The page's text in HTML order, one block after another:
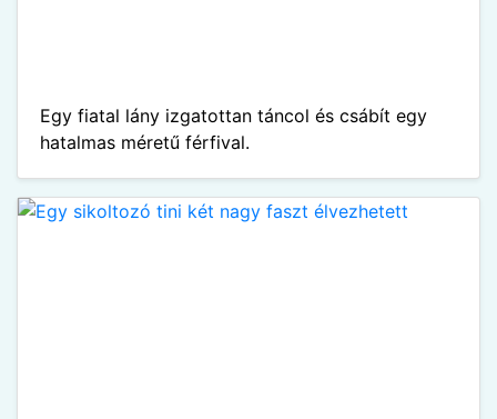
Egy fiatal lány izgatottan táncol és csábít egy
hatalmas méretű férfival.